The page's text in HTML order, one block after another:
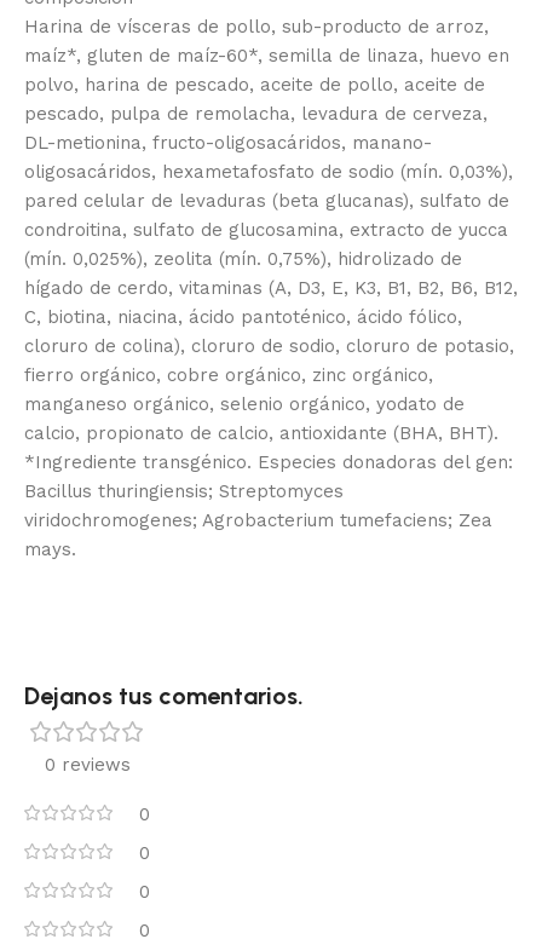
Harina de vísceras de pollo, sub-producto de arroz,
maíz*, gluten de maíz-60*, semilla de linaza, huevo en
polvo, harina de pescado, aceite de pollo, aceite de
pescado, pulpa de remolacha, levadura de cerveza,
DL-metionina, fructo-oligosacáridos, manano-
oligosacáridos, hexametafosfato de sodio (mín. 0,03%),
pared celular de levaduras (beta glucanas), sulfato de
condroitina, sulfato de glucosamina, extracto de yucca
(mín. 0,025%), zeolita (mín. 0,75%), hidrolizado de
hígado de cerdo, vitaminas (A, D3, E, K3, B1, B2, B6, B12,
C, biotina, niacina, ácido pantoténico, ácido fólico,
cloruro de colina), cloruro de sodio, cloruro de potasio,
fierro orgánico, cobre orgánico, zinc orgánico,
manganeso orgánico, selenio orgánico, yodato de
calcio, propionato de calcio, antioxidante (BHA, BHT).
*Ingrediente transgénico. Especies donadoras del gen:
Bacillus thuringiensis; Streptomyces
viridochromogenes; Agrobacterium tumefaciens; Zea
mays.
Dejanos tus comentarios.
0 reviews
0
0
0
0